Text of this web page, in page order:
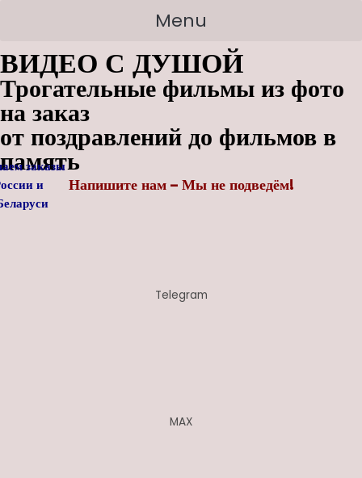
Menu
ВИДЕО С ДУШОЙ
Трогательные фильмы из фото
на заказ
от поздравлений до фильмов в
память
заказы
и
Напишите нам – Мы не подведём!
Telegram
MAX